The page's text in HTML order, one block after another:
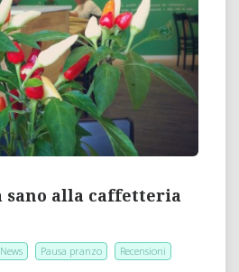
sano alla caffetteria
News Pausa pranzo Recensioni